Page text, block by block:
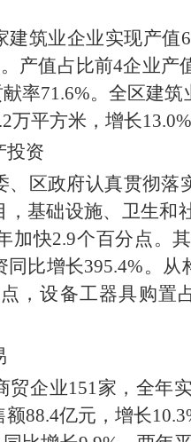
建筑业企业实现产值
。 产值占比前4企业产
率71.6%。全区建筑
万平方米，增长13.0%
投资
、区政府认真贯彻落
，基础设施、卫生和
加快2.9个百分点。
同比增长395.4%。 从
，设备工器具购置
贸企业151家，全年
额88.4亿元，增长